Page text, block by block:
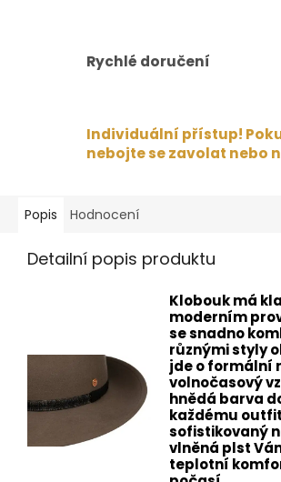
Rychlé doručení
Individuální přístup!
nebojte se zavolat nebo
Popis Hodnocení
Detailní popis produktu
Klobouk má
moderním
se snadno
různými styly
jde o formální
volnočasový
hnědá barva
každému
sofistikovaný
vlněná plst
teplotní